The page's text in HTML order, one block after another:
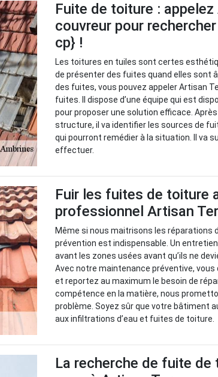
Fuite de toiture :
couvreur pour
cp} !
Les toitures en tuiles sont certes
de présenter des fuites quand elles sont
des fuites, vous pouvez appeler Artisan
fuites. Il dispose d’une équipe qui est
pour proposer une solution efficace.
structure, il va identifier les sources de
qui pourront remédier à la situation. Il va
effectuer.
Fuir les fuites de toiture
professionnel Artisan
Même si nous maitrisons les réparations
prévention est indispensable. Un
avant les zones usées avant qu’ils ne
Avec notre maintenance préventive,
et reportez au maximum le besoin de
compétence en la matière, nous
problème. Soyez sûr que votre bâtiment
aux infiltrations d’eau et fuites de toiture.
La recherche de fuite de